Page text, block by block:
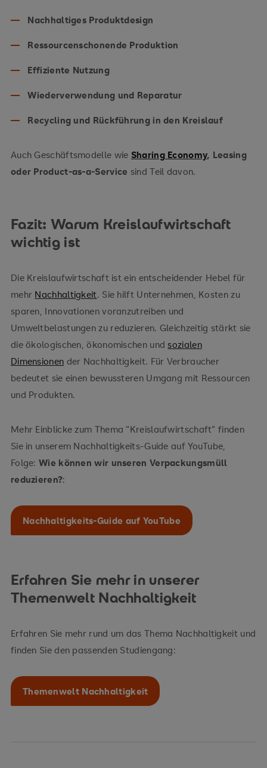
Nachhaltiges Produktdesign
Ressourcenschonende Produktion
Effiziente Nutzung
Wiederverwendung und Reparatur
Recycling und Rückführung in den Kreislauf
Auch Geschäftsmodelle wie Sharing Economy, Leasing
oder Product-as-a-Service sind Teil davon.
Fazit: Warum Kreislaufwirtschaft
wichtig ist
Die Kreislaufwirtschaft ist ein entscheidender Hebel für
mehr Nachhaltigkeit. Sie hilft Unternehmen, Kosten zu
sparen, Innovationen voranzutreiben und
Umweltbelastungen zu reduzieren. Gleichzeitig stärkt sie
die ökologischen, ökonomischen undsozialen
Dimensionen der Nachhaltigkeit. Für Verbraucher
bedeutet sie einen bewussteren Umgang mit Ressourcen
und Produkten.
Mehr Einblicke zum Thema “Kreislaufwirtschaft” finden
Sie in unserem Nachhaltigkeits-Guide auf YouTube,
Folge:Wie können wir unseren Verpackungsmüll
reduzieren?:
Nachhaltigkeits-Guide auf YouTube
Erfahren Sie mehr in unserer
Themenwelt Nachhaltigkeit
Erfahren Sie mehr rund um das Thema Nachhaltigkeit und
finden Sie den passenden Studiengang:
Themenwelt Nachhaltigkeit